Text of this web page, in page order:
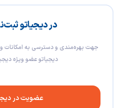
در دیجیاتو
جهت بهره‌مندی و دسترسی به
دیجیاتو عضو ویژه
عضویت در